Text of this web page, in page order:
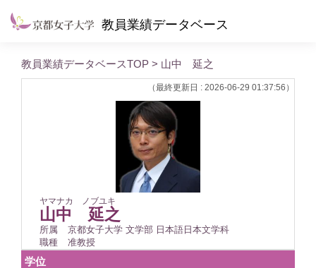
教員業績データベース
教員業績データベースTOP > 山中 延之
（最終更新日 : 2026-06-29 01:37:56）
ヤマナカ ノブユキ
山中 延之
所属
京都女子大学 文学部 日本語日本文学科
職種
准教授
学位